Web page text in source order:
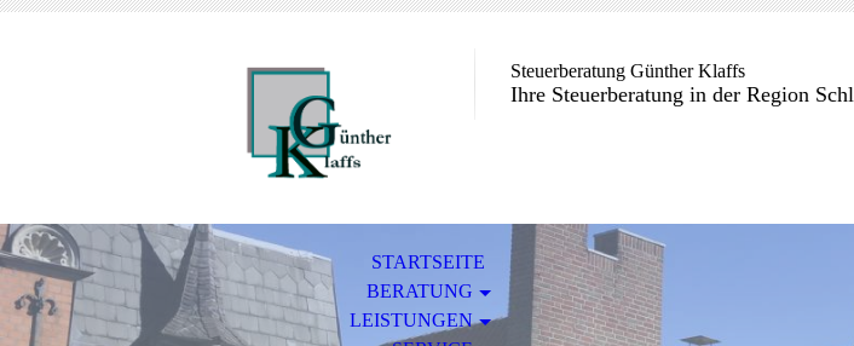
Steuerberatung Günther Klaffs
Ihre Steuerberatung in der Region
STARTSEITE
BERATUNG
LEISTUNGEN